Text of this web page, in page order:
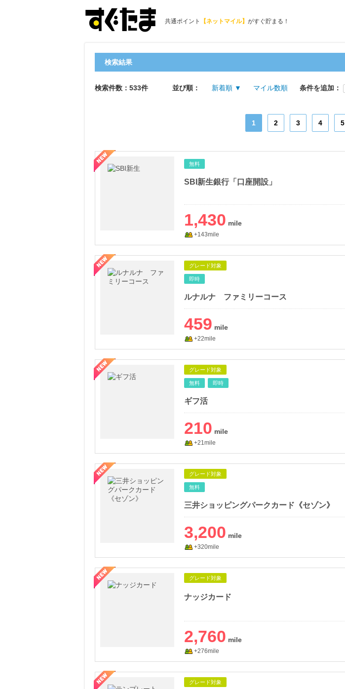
共通ポイント 【ネットマイル】 がすぐ貯まる！
検索結果
検索件数：533件 並び順： 新着順 ▼ マイル数順 条件を追加：
1 2 3 4 5
無料
SBI新生銀行「口座開設」
1,430
+143mile
グレード対象
即時
ルナルナ ファミリーコース
459
+22mile
グレード対象
無料 即時
ギフ活
210
+21mile
グレード対象
無料
三井ショッピングパークカード《セゾン》
3,200
+320mile
グレード対象
ナッジカード
2,760
+276mile
グレード対象